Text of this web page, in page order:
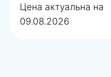
Цена актуальна на
09.08.2026